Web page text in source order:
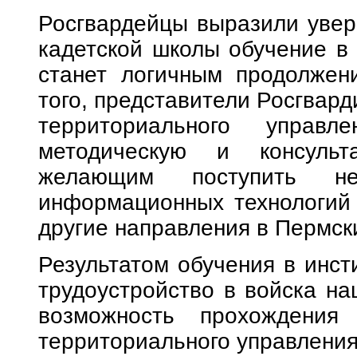
Росгвардейцы выразили
кадетской школы обучение
станет логичным
того, представители
территориального
методическую и
желающим поступить
информационных
другие направления в
Результатом обучения в
трудоустройство в войска
возможность
территориального